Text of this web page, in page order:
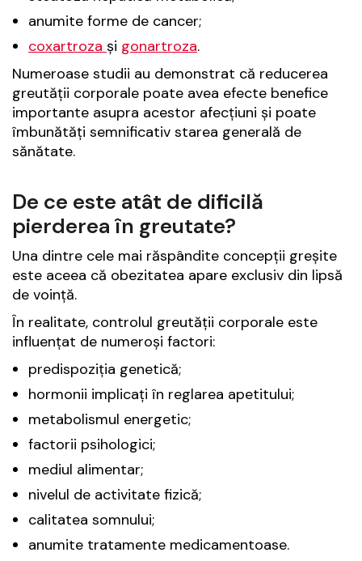
anumite forme de cancer;
coxartroza și gonartroza.
Numeroase studii au demonstrat că reducerea
greutății corporale poate avea efecte benefice
importante asupra acestor afecțiuni și poate
îmbunătăți semnificativ starea generală de
sănătate.
De ce este atât de dificilă
pierderea în greutate?
Una dintre cele mai răspândite concepții greșite
este aceea că obezitatea apare exclusiv din lipsă
de voință.
În realitate, controlul greutății corporale este
influențat de numeroși factori:
predispoziția genetică;
hormonii implicați în reglarea apetitului;
metabolismul energetic;
factorii psihologici;
mediul alimentar;
nivelul de activitate fizică;
calitatea somnului;
anumite tratamente medicamentoase.